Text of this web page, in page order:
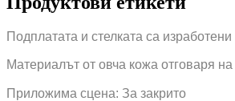
Подплатата и стелката са
Материалът от овча кожа отговаря
Приложима сцена: За закрито